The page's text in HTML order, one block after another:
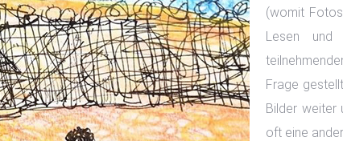
(womit
Lesen und
Frage
Bilder weiter
oft eine